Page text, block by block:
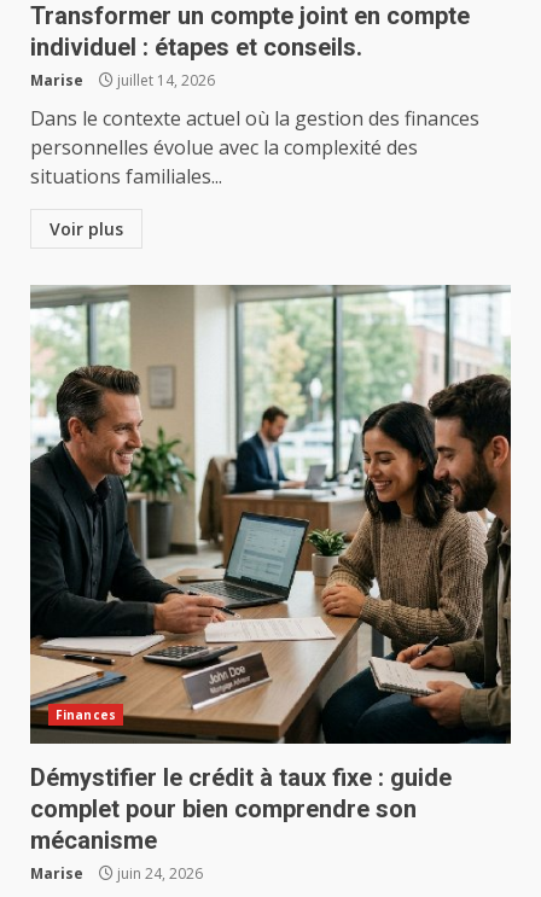
Transformer un compte joint en compte
individuel : étapes et conseils.
Marise juillet 14, 2026
Dans le contexte actuel où la gestion des finances
personnelles évolue avec la complexité des
situations familiales...
Voir plus
Finances
Démystifier le crédit à taux fixe : guide
complet pour bien comprendre son
mécanisme
Marise juin 24, 2026